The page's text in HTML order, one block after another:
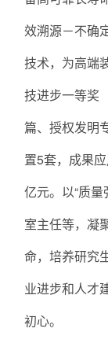
效溯源－不确
技术，为高端
技进步一等奖
篇、授权发明
置5套，成果
亿元。以“质
室主任等，凝
命，培养研究
业进步和人才
初心。